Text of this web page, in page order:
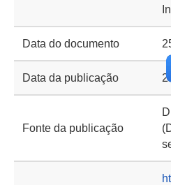
Data do documento
Data da publicação
Fonte da publicação